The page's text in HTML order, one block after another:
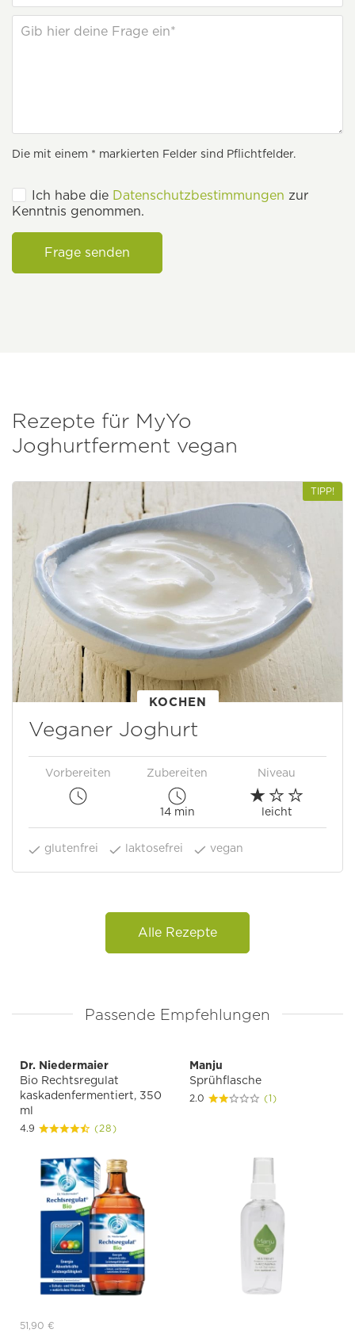
Die mit einem * markierten Felder sind Pflichtfelder.
Ich habe die Datenschutzbestimmungen zur
Kenntnis genommen.
Frage senden
Rezepte für MyYo
Joghurtferment vegan
TIPP!
KOCHEN
Veganer Joghurt
Vorbereiten Zubereiten
14 min
Niveau
leicht
glutenfrei laktosefrei vegan
Alle Rezepte
Passende Empfehlungen
Dr. Niedermaier
Bio Rechtsregulat
kaskadenfermentiert, 350
ml
4.9 (28)
51,90 €
Manju
Sprühflasche
2.0 (1)